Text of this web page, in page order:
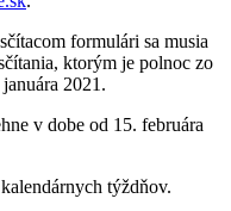
formulári sa musia
ktorým je polnoc zo
2021.
v dobe od 15. februára
týždňov.